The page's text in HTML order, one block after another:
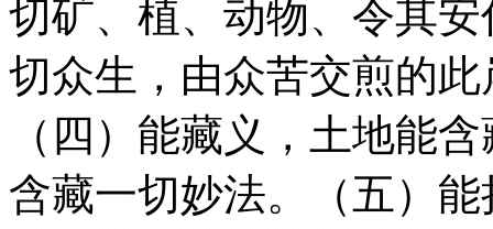
切矿、植、动物、令其
切众生，由众苦交煎的
（四）能藏义，土地能
含藏一切妙法。（五）